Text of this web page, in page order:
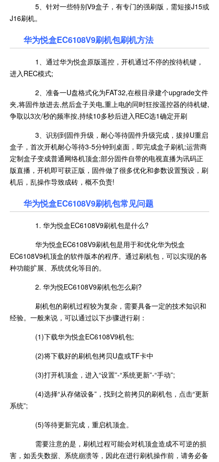
5、针对一些特别V9盒子，有专门的强刷版，需短接J15或
J16刷机。
华为悦盒EC6108V9刷机包刷机方法
1、通过华为悦盒原版遥控，开机通过不停的按待机键，
进入REC模式;
2、准备一U盘格式化为FAT32,在根目录建个upgrade文件
夹,将固件放进去,然后盒子关电,重上电的同时狂按遥控器的待机键,
争取以3次/秒的频率按,持续10多秒后进入REC选1确定开刷
3、识别到固件升级，耐心等待固件升级完成，拔掉U重启
盒子，首次开机耐心等待3-5分钟到桌面，即完成盒子刷机;运营商
定制盒子变成普通网络机顶盒;部分固件自带的电视直播为讯码正
版直播，开机即可获正版，固件做了很多优化和参数设置预设，刷
机后，乱操作导致成砖，概不负责!
华为悦盒EC6108V9刷机包常见问题
1. 华为悦盒EC6108V9刷机包是什么?
华为悦盒EC6108V9刷机包是用于和优化华为悦盒
EC6108V9机顶盒的软件版本的程序。通过刷机包，可以实现的各
种功能扩展、系统优化等目的。
2. 华为悦EC6108V9刷机包怎么刷?
刷机包的刷机过程较为复杂，需要具备一定的技术知识和
经验。一般来说，可以通过以下步骤进行刷：
(1)下载华为悦盒EC6108V9机包;
(2)将下载好的刷机包拷贝U盘或TF卡中
(3)打开机顶盒，进入“设置”-“系统更新”-“手动”;
(4)选择“从存储设备”，找到之前拷贝的刷机包，点击“更新
系统”;
(5)等待更新完成，重启机顶盒。
需要注意的是，刷机过程可能会对机顶盒造成不可逆的损
害，如丢失数据、系统崩溃等，因此在进行刷机操作前，请务必备